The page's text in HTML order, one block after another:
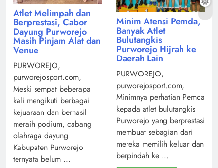
Atlet Melimpah dan
Berprestasi, Cabor
Dayung Purworejo
Masih Pinjam Alat dan
Venue
PURWOREJO,
purworejosport.com,
Meski sempat beberapa
kali mengikuti berbagai
kejuaraan dan berhasil
meraih podium, cabang
olahraga dayung
Kabupaten Purworejo
ternyata belum ...
Minim Atensi Pemda,
Banyak Atlet
Bulutangkis
Purworejo Hijrah ke
Daerah Lain
PURWOREJO,
purworejosport.com,
Minimnya perhatian Pemda
kepada atlet bulutangkis
Purworejo yang berprestasi
membuat sebagian dari
mereka memilih keluar dan
berpindah ke ...